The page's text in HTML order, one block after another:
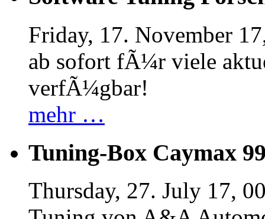
Friday, 17. November
ab sofort fÃ¼r viele
verfÃ¼gbar!
mehr …
Tuning-Box Caymax
Thursday, 27. July 17,